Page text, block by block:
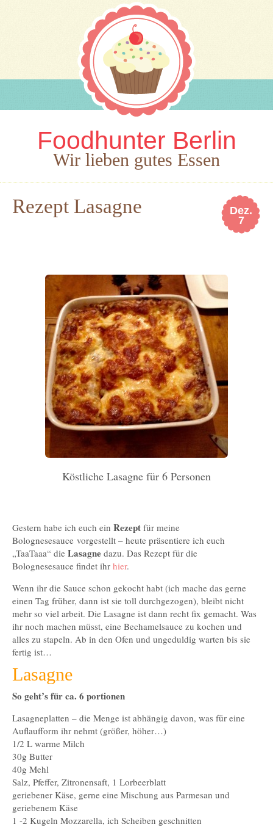
Foodhunter Berlin
Wir lieben gutes Essen
Dez.
7
Rezept Lasagne
Köstliche Lasagne für 6 Personen
Gestern habe ich euch ein Rezept für meine
Bolognesesauce vorgestellt – heute präsentiere ich euch
„TaaTaaa“ die Lasagne dazu. Das Rezept für die
Bolognesesauce findet ihr hier.
Wenn ihr die Sauce schon gekocht habt (ich mache das gerne
einen Tag früher, dann ist sie toll durchgezogen), bleibt nicht
mehr so viel arbeit. Die Lasagne ist dann recht fix gemacht. Was
ihr noch machen müsst, eine Bechamelsauce zu kochen und
alles zu stapeln. Ab in den Ofen und ungeduldig warten bis sie
fertig ist…
Lasagne
So geht’s für ca. 6 portionen
Lasagneplatten – die Menge ist abhängig davon, was für eine
Auflaufform ihr nehmt (größer, höher…)
1/2 L warme Milch
30g Butter
40g Mehl
Salz, Pfeffer, Zitronensaft, 1 Lorbeerblatt
geriebener Käse, gerne eine Mischung aus Parmesan und
geriebenem Käse
1 -2 Kugeln Mozzarella, ich Scheiben geschnitten